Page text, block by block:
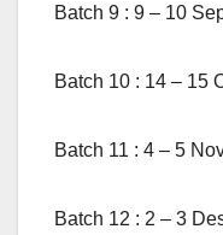
Batch 9 : 9 – 10
Batch 10 : 14 – 15
Batch 11 : 4 – 5
Batch 12 : 2 – 3